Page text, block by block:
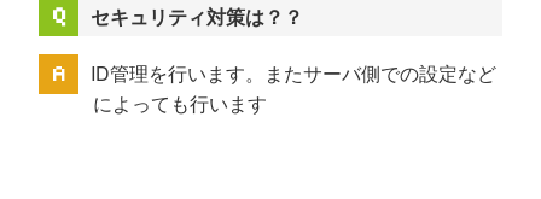
セキュリティ対策は？？
ID管理を行います。またサーバ側での設定など
によっても行います